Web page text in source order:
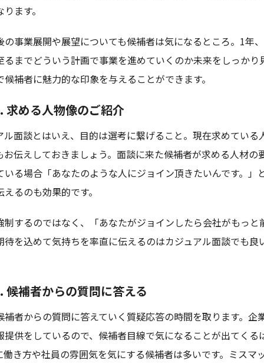
ます。
の事業展開や展望についても候補者は気になるところ。1年
るまでどういう計画で事業を進めていくのか未来をしっかり
候補者に魅力的な印象を与えることができます。
求める人物像のご紹介
ル面談とはいえ、目的は選考に繋げること。現在求めている
お伝えしておきましょう。面談に来た候補者が求める人材の
いる場合「あなたのような人にジョイン頂きたいんです。」
るのも効果的です。
制するのではなく、「あなたがジョインしたら会社がもっと
待を込めて気持ちを率直に伝えるのはカジュアル面談でも良
候補者からの質問に答える
補者からの質問に答えていく質疑応答の時間を取ります。企
提供をしているので、候補者目線で気になることが出てくる
働き方や社員の雰囲気を気にする候補者は多いです。ミスマ